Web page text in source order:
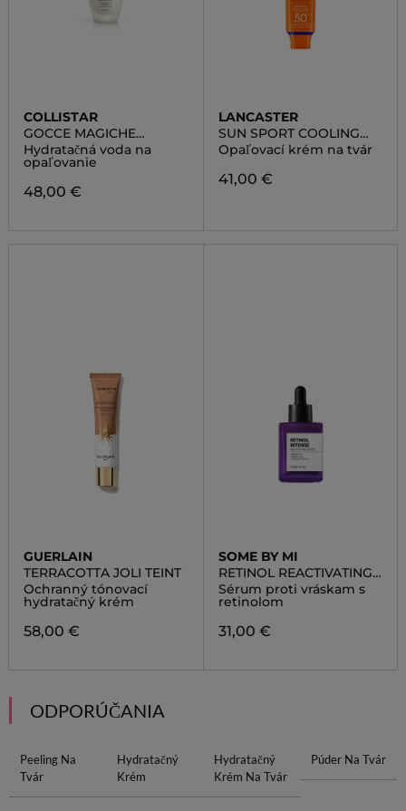
COLLISTAR
GOCCE MAGICHE
PROTETTIVE SPF50
Hydratačná voda na
opaľovanie
48,00 €
LANCASTER
SUN SPORT COOLING
BODY MIST SPF30
Opaľovací krém na tvár
41,00 €
GUERLAIN
TERRACOTTA JOLI TEINT
Ochranný tónovací
hydratačný krém
58,00 €
SOME BY MI
RETINOL REACTIVATING
SERUM
Sérum proti vráskam s
retinolom
31,00 €
ODPORÚČANIA
Peeling Na
Tvár
Hydratačný
Krém
Hydratačný
Krém Na Tvár
Púder Na Tvár